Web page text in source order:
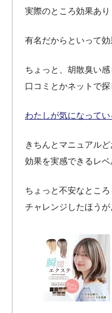
実際のところ効果あり
有名だからといって効
ちょっと、胡散臭い
口コミとかネットで探
わたしが気になってい
きちんとマニュアル
効果を実感できるレベ
ちょっと不安なところ
チャレンジしたほうが